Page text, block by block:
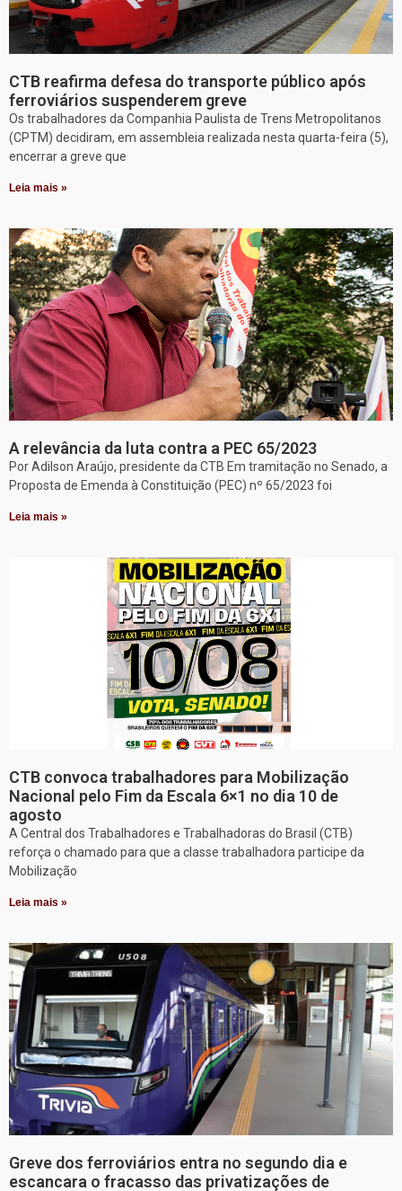
CTB reafirma defesa do transporte público após
ferroviários suspenderem greve
Os trabalhadores da Companhia Paulista de Trens Metropolitanos
(CPTM) decidiram, em assembleia realizada nesta quarta-feira (5),
encerrar a greve que
Leia mais »
A relevância da luta contra a PEC 65/2023
Por Adilson Araújo, presidente da CTB Em tramitação no Senado, a
Proposta de Emenda à Constituição (PEC) nº 65/2023 foi
Leia mais »
CTB convoca trabalhadores para Mobilização
Nacional pelo Fim da Escala 6×1 no dia 10 de
agosto
A Central dos Trabalhadores e Trabalhadoras do Brasil (CTB)
reforça o chamado para que a classe trabalhadora participe da
Mobilização
Leia mais »
Greve dos ferroviários entra no segundo dia e
escancara o fracasso das privatizações de